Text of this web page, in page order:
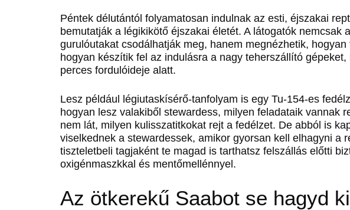
Péntek délutántól folyamatosan indulnak az esti, éjszakai
bemutatják a légikikötő éjszakai életét. A látogatók nemcsak
gurulóutakat csodálhatják meg, hanem megnézhetik,
hogyan készítik fel az indulásra a nagy teherszállító
perces fordulóideje alatt.
Lesz például légiutaskísérő-tanfolyam is egy Tu-154-es
hogyan lesz valakiből stewardess, milyen feladataik vannak
nem lát, milyen kulisszatitkokat rejt a fedélzet. De abból is
viselkednek a stewardessek, amikor gyorsan kell elhagyni a
tiszteletbeli tagjaként te magad is tarthatsz felszállás előtti
oxigénmaszkkal és mentőmellénnyel.
Az ötkerekű Saabot se hagyd ki